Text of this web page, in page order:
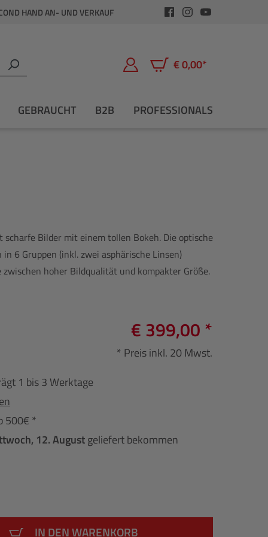
HAND AN- UND VERKAUF
€ 0,00*
Warenkorb enthält 0
GEBRAUCHT B2B PROFESSIONALS
Bilder mit einem tollen Bokeh. Die optische
6 Gruppen (inkl. zwei asphärische Linsen)
hoher Bildqualität und kompakter Größe.
€ 399,00 *
* Preis inkl. 20 Mwst.
1 bis 3 Werktage
500€ *
12. Augustgeliefert bekommen
IN DEN WARENKORB